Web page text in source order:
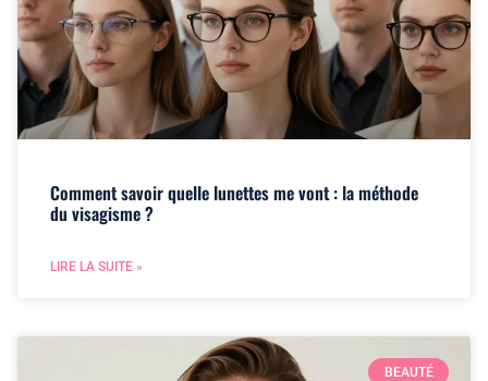
Comment savoir quelle lunettes me vont : la méthode
du visagisme ?
LIRE LA SUITE »
BEAUTÉ